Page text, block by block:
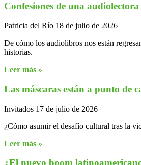
Confesiones de una audiolectora
Patricia del Río 18 de julio de 2026
De cómo los audiolibros nos están
historias.
Leer más »
Las máscaras están a punto de
Invitados 17 de julio de 2026
¿Cómo asumir el desafío cultural tras la
Leer más »
¿El nuevo boom